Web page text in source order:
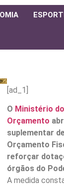
[ad_1]
O Ministério
Orçamento
suplementar
Orçamento
reforçar
órgãos do
A medida